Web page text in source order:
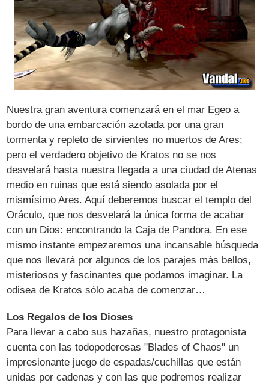
Nuestra gran aventura comenzará en el mar Egeo a
bordo de una embarcación azotada por una gran
tormenta y repleto de sirvientes no muertos de Ares;
pero el verdadero objetivo de Kratos no se nos
desvelará hasta nuestra llegada a una ciudad de Atenas
medio en ruinas que está siendo asolada por el
mismísimo Ares. Aquí deberemos buscar el templo del
Oráculo, que nos desvelará la única forma de acabar
con un Dios: encontrando la Caja de Pandora. En ese
mismo instante empezaremos una incansable búsqueda
que nos llevará por algunos de los parajes más bellos,
misteriosos y fascinantes que podamos imaginar. La
odisea de Kratos sólo acaba de comenzar…
Los Regalos de los Dioses
Para llevar a cabo sus hazañas, nuestro protagonista
cuenta con las todopoderosas "Blades of Chaos" un
impresionante juego de espadas/cuchillas que están
unidas por cadenas y con las que podremos realizar